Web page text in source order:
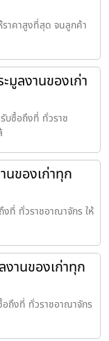
ราคาสูงที่สุด จนลูกค้า
มูลงานของเก่า
บซื้อถึงที่ ทั่วราช
นของเก่าทุก
งที่ ทั่วราชอาณาจักร ให้
งานของเก่าทุก
อถึงที่ ทั่วราชอาณาจักร